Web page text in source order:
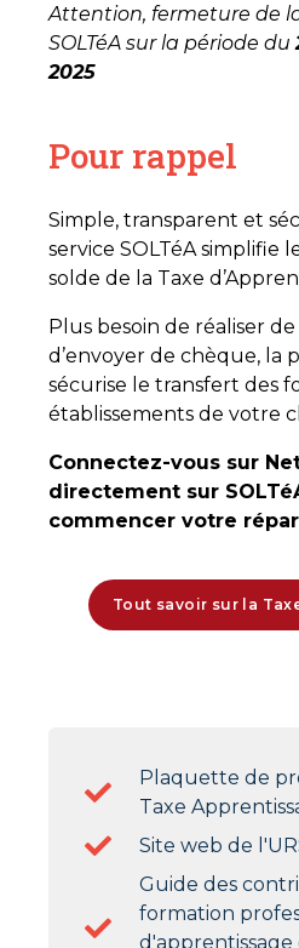
Attention, fermeture de
SOLTéA sur la période du
2025
Pour rappel
Simple, transparent et
service SOLTéA simplifie
solde de la Taxe
Plus besoin de réaliser
d’envoyer de chèque, la
sécurise le transfert des
établissements de votre
Connectez-vous sur
directement sur
commencer votre
Tout savoir sur la
Plaquette de
Taxe
Site web de
Guide des
formation